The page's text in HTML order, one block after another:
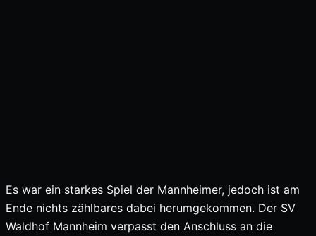
Es war ein starkes Spiel der Mannheimer, jedoch ist am
Ende nichts zählbares dabei herumgekommen. Der SV
Waldhof Mannheim verpasst den Anschluss an die